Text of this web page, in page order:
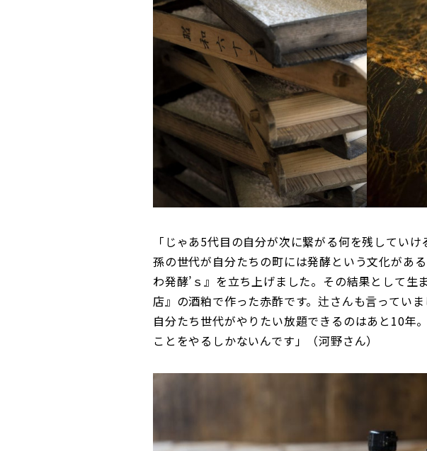
「じゃあ5代目の自分が次に繋がる何を残してい
孫の世代が自分たちの町には発酵という文化があ
わ発酵’ｓ』を立ち上げました。その結果として生
店』の酒粕で作った赤酢です。辻さんも言っていま
自分たち世代がやりたい放題できるのはあと10年
ことをやるしかないんです」（河野さん）